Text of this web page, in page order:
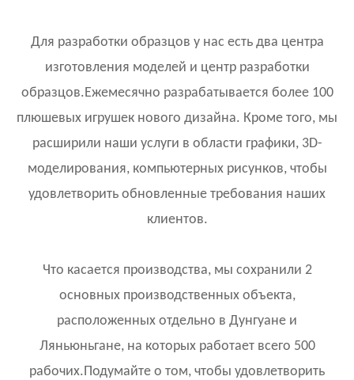
Для разработки образцов у нас есть два центра
изготовления моделей и центр разработки
образцов.Ежемесячно разрабатывается более 100
плюшевых игрушек нового дизайна. Кроме того, мы
расширили наши услуги в области графики, 3D-
моделирования, компьютерных рисунков, чтобы
удовлетворить обновленные требования наших
клиентов.
Что касается производства, мы сохранили 2
основных производственных объекта,
расположенных отдельно в Дунгуане и
Ляньюньгане, на которых работает всего 500
рабочих.Подумайте о том, чтобы удовлетворить